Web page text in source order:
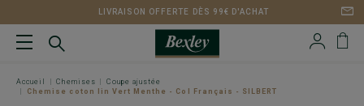
LIVRAISON OFFERTE DÈS 99€ D'ACHAT
Accueil Chemises
Coupe ajustée
Chemise coton lin Vert Menthe - Col Français - SILBERT